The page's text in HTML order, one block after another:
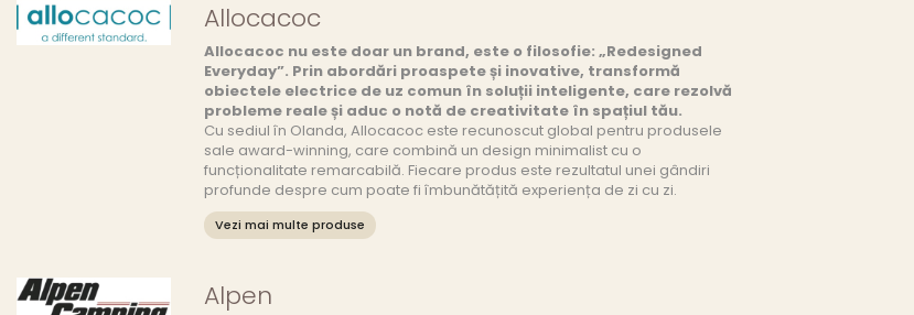
Allocacoc
Allocacoc nu este doar un brand, este o filosofie: „Redesigned
Everyday”. Prin abordări proaspete și inovative, transformă
obiectele electrice de uz comun în soluții inteligente, care rezolvă
probleme reale și aduc o notă de creativitate în spațiul tău.
Cu sediul în Olanda, Allocacoc este recunoscut global pentru produsele
sale award-winning, care combină un design minimalist cu o
funcționalitate remarcabilă. Fiecare produs este rezultatul unei gândiri
profunde despre cum poate fi îmbunătățită experiența de zi cu zi.
Vezi mai multe produse
Alpen